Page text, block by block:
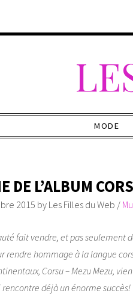
MODE
DE L’ALBUM
2015 by Les Filles du Web /
fait vendre, et pas seulement
rendre hommage à la langue
Corsu – Mezu Mezu,
rencontre déjà un énorme succès!